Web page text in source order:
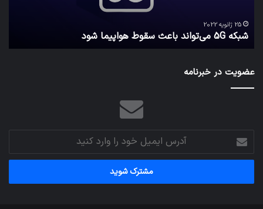
25 ژانویه 2022
شبکه 5G می‌تواند باعث سقوط هواپیما شود
عضویت در خبرنامه
آدرس
ایمیل
خود
وارد